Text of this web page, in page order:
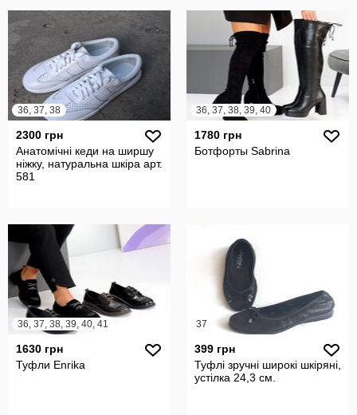
36, 37, 38
2300 грн
Анатомічні кеди на ширшу
ніжку, натуральна шкіра арт.
581
36, 37, 38, 39, 40
1780 грн
Ботфорты Sabrina
36, 37, 38, 39, 40, 41
1630 грн
Туфли Enrika
37
399 грн
Туфлі зручні широкі шкіряні,
устілка 24,3 см.